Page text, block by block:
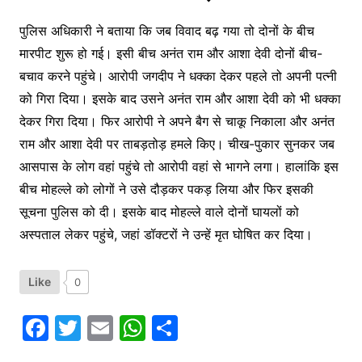
पुलिस अधिकारी ने बताया कि जब विवाद बढ़ गया तो दोनों के बीच
मारपीट शुरू हो गई। इसी बीच अनंत राम और आशा देवी दोनों बीच-
बचाव करने पहुंचे। आरोपी जगदीप ने धक्का देकर पहले तो अपनी पत्नी
को गिरा दिया। इसके बाद उसने अनंत राम और आशा देवी को भी धक्का
देकर गिरा दिया। फिर आरोपी ने अपने बैग से चाकू निकाला और अनंत
राम और आशा देवी पर ताबड़तोड़ हमले किए। चीख-पुकार सुनकर जब
आसपास के लोग वहां पहुंचे तो आरोपी वहां से भागने लगा। हालांकि इस
बीच मोहल्ले को लोगों ने उसे दौड़कर पकड़ लिया और फिर इसकी
सूचना पुलिस को दी। इसके बाद मोहल्ले वाले दोनों घायलों को
अस्पताल लेकर पहुंचे, जहां डॉक्टरों ने उन्हें मृत घोषित कर दिया।
Like 0
F T E W S